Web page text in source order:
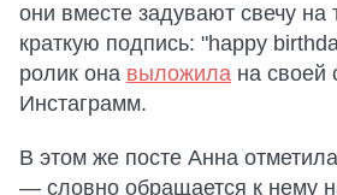
они вместе задувают свечу на
краткую подпись: "happy
ролик она выложила на своей
Инстаграмм.
В этом же посте Анна
— словно обращается к нему